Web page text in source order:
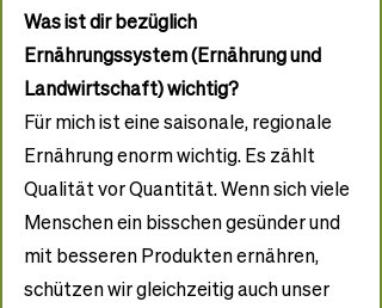
Was ist dir bezüglich
Ernährungssystem (Ernährung und
Landwirtschaft) wichtig?
Für mich ist eine saisonale, regionale
Ernährung enorm wichtig. Es zählt
Qualität vor Quantität. Wenn sich viele
Menschen ein bisschen gesünder und
mit besseren Produkten ernähren,
schützen wir gleichzeitig auch unser